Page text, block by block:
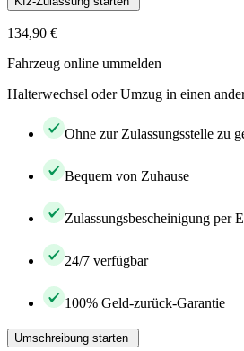
134,90 €
Fahrzeug online ummelden
Halterwechsel oder Umzug in einen
Ohne zur Zulassungsstelle zu
Bequem von Zuhause
Zulassungsbescheinigung per
24/7 verfügbar
100% Geld-zurück-Garantie
Umschreibung starten